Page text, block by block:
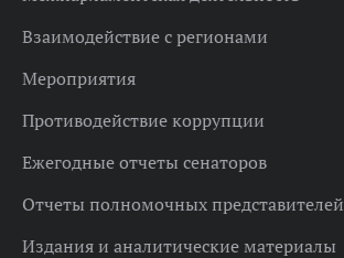
Взаимодействие с регионами
Мероприятия
Противодействие коррупции
Ежегодные отчеты сенаторов
Отчеты полномочных представителей
Издания и аналитические материалы